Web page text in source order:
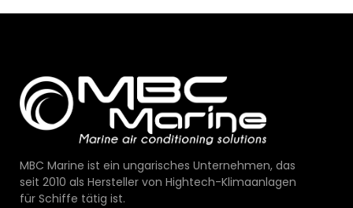
MBC Marine ist ein ungarisches Unternehmen, das
seit 2010 als Hersteller von Hightech-Klimaanlagen
für Schiffe tätig ist.